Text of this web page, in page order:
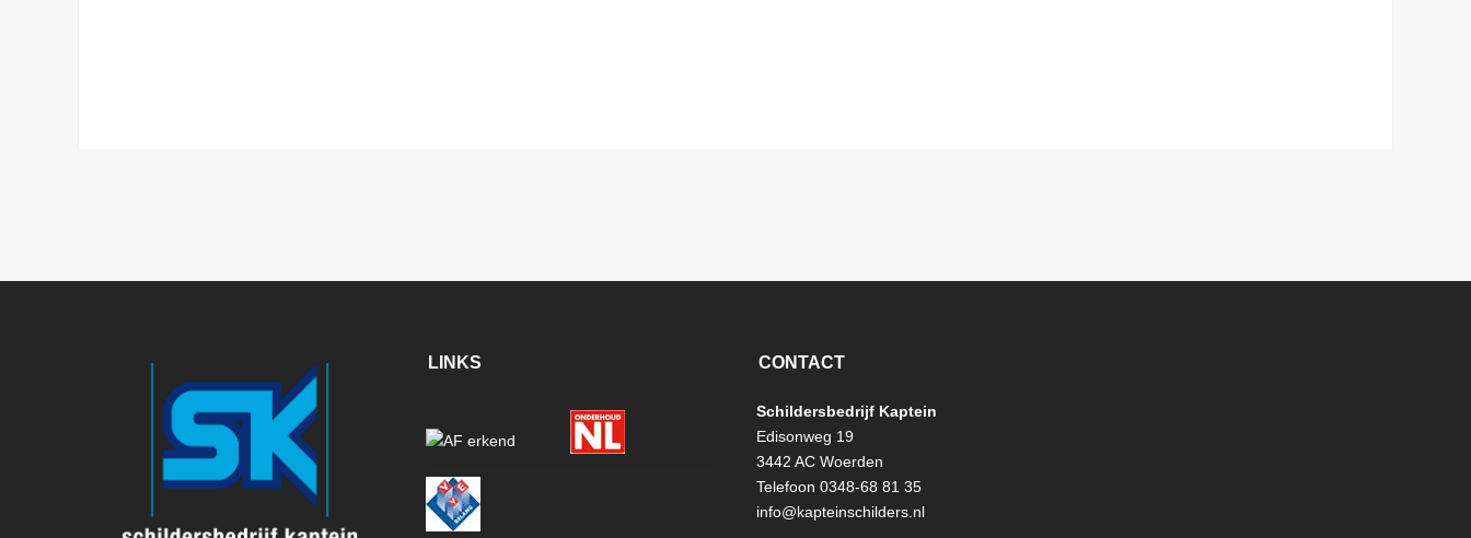
LINKS CONTACT
Schildersbedrijf Kaptein
Edisonweg 19
3442 AC Woerden
Telefoon 0348-68 81 35
info@kapteinschilders.nl